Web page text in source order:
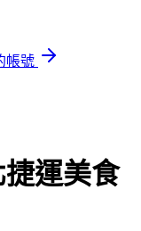
帳號
捷運美食